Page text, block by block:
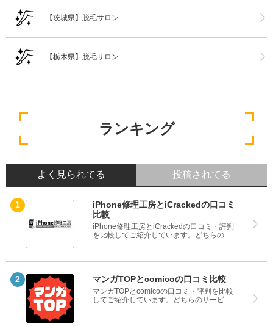
【茨城県】脱毛サロン
【栃木県】脱毛サロン
ランキング
よく見られてる 投稿されてる
iPhone修理工房とiCrackedの口コミ
比較
iPhone修理工房とiCrackedの口コミ・評判
を比較してご紹介しています。どちらのサ
て、iPhone修理工房とiCrackedのどちらを
マンガTOPとcomicoの口コミ比較
マンガTOPとcomicoの口コミ・評判を比較
してご紹介しています。どちらのサービス